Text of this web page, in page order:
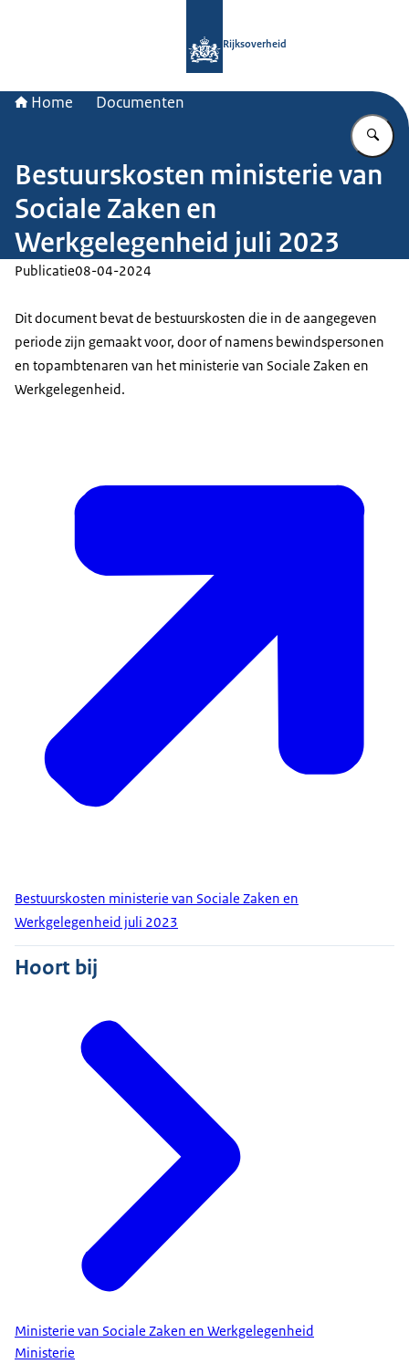
Rijksoverheid
Home Documenten
Bestuurskosten ministerie van
Sociale Zaken en
Werkgelegenheid juli 2023
Publicatie08-04-2024
Dit document bevat de bestuurskosten die in de aangegeven
periode zijn gemaakt voor, door of namens bewindspersonen
en topambtenaren van het ministerie van Sociale Zaken en
Werkgelegenheid.
Bestuurskosten ministerie van Sociale Zaken en
Werkgelegenheid juli 2023
Hoort bij
Ministerie van Sociale Zaken en Werkgelegenheid
Ministerie